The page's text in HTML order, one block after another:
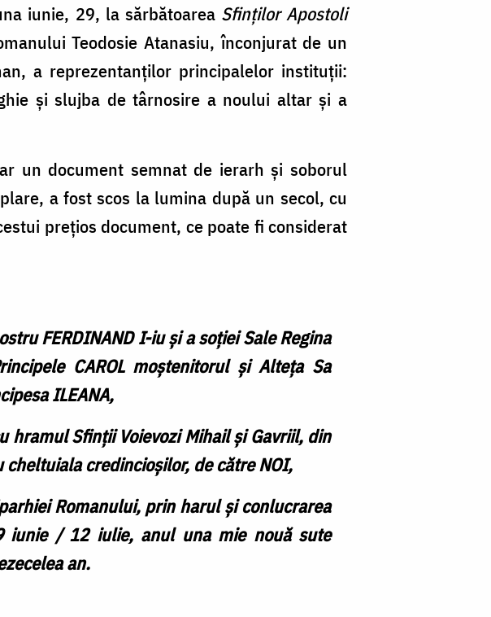
iunie, 29, la sărbătoarea Sfinților Apostoli
Teodosie Atanasiu, înconjurat de un
a reprezentanților principalelor instituții:
și slujba de târnosire a noului altar și a
un document semnat de ierarh și soborul
a fost scos la lumina după un secol, cu
prețios document, ce poate fi considerat
FERDINAND I-iu și a soției Sale Regina
CAROL moștenitorul și Alteța Sa
ILEANA,
Sfinții Voievozi Mihail și Gavriil, din
cheltuiala credincioșilor, de către NOI,
Romanului, prin harul și conlucrarea
iunie / 12 iulie, anul una mie nouă sute
an.